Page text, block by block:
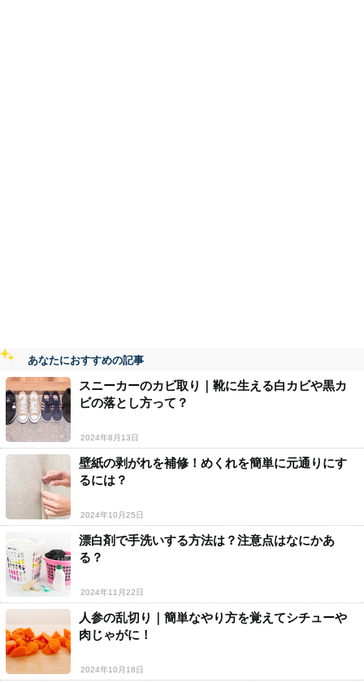
あなたにおすすめの記事
スニーカーのカビ取り｜靴に生える白カビや黒カ
ビの落とし方って？
2024年8月13日
壁紙の剥がれを補修！めくれを簡単に元通りにす
るには？
2024年10月25日
漂白剤で手洗いする方法は？注意点はなにかあ
る？
2024年11月22日
人参の乱切り｜簡単なやり方を覚えてシチューや
肉じゃがに！
2024年10月18日